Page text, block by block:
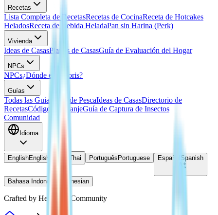
Recetas
Lista Completa de RecetasRecetas de CocinaReceta de Hotcakes
HeladosReceta de Bebida HeladaPan sin Harina (Perk)
Vivienda
Ideas de CasasPlanos de CasasGuía de Evaluación del Hogar
NPCs
NPCs¿Dónde está Doris?
Guías
Todas las Guias Guía de PescaIdeas de CasasDirectorio de
RecetasCódigos de CanjeGuía de Captura de Insectos
Comunidad
Idioma
EnglishEnglish Thai Português Portuguese Español Spanish
Bahasa Indonesia Indonesian
Crafted by Heartopia Community